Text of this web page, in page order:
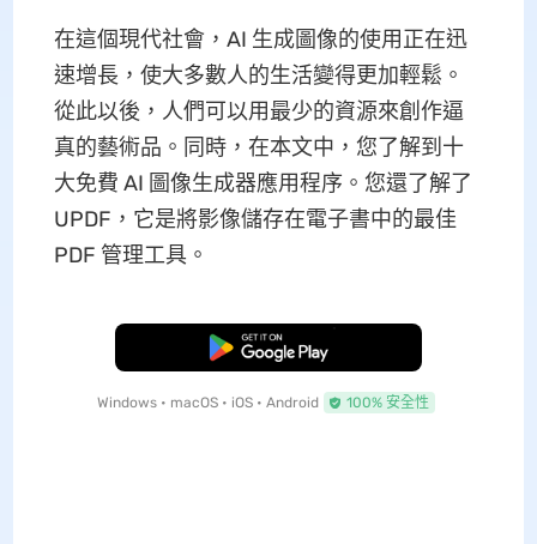
在這個現代社會，AI 生成圖像的使用正在迅
速增長，使大多數人的生活變得更加輕鬆。
從此以後，人們可以用最少的資源來創作逼
真的藝術品。同時，在本文中，您了解到十
大免費 AI 圖像生成器應用程序。您還了解了
UPDF，它是將影像儲存在電子書中的最佳
PDF 管理工具。
免費下載
Windows • macOS • iOS • Android 100% 安全性